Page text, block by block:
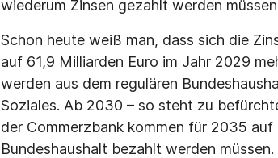
wiederum Zinsen gezahlt werden
Schon heute weiß man, dass sich die
auf 61,9 Milliarden Euro im Jahr 2029
werden aus dem regulären
Soziales. Ab 2030 – so steht zu
der Commerzbank kommen für 2035
Bundeshaushalt bezahlt werden müssen.